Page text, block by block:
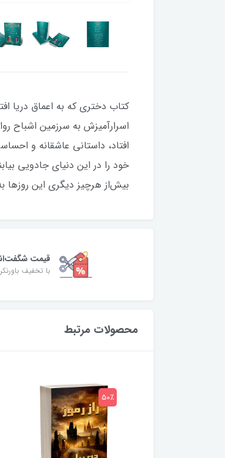
کتاب دختری که به اعماق دریا
اسرارآمیزش به سرزمین اشباح
افتاد، داستانی عاشقانه و
خود را در این دنیای جادویی
بیش‌از هرچیز دیگری این
قیمت
با تخفیف
محصولات مرتبط
50٪